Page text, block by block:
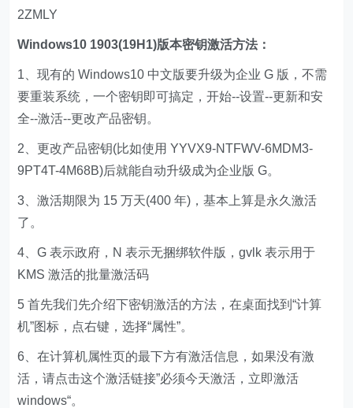
2ZMLY
Windows10 1903(19H1)版本密钥激活方法：
1、现有的 Windows10 中文版要升级为企业 G 版，不需
要重装系统，一个密钥即可搞定，开始--设置--更新和安
全--激活--更改产品密钥。
2、更改产品密钥(比如使用 YYVX9-NTFWV-6MDM3-
9PT4T-4M68B)后就能自动升级成为企业版 G。
3、激活期限为 15 万天(400 年)，基本上算是永久激活
了。
4、G 表示政府，N 表示无捆绑软件版，gvlk 表示用于
KMS 激活的批量激活码
5 首先我们先介绍下密钥激活的方法，在桌面找到“计算
机”图标，点右键，选择“属性”。
6、在计算机属性页的最下方有激活信息，如果没有激
活，请点击这个激活链接”必须今天激活，立即激活
windows“。